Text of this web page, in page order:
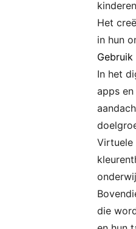
Het
in hun
In het
apps
Virtuele
die